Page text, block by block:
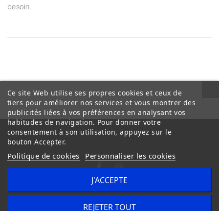
besoin.
Conditions Générales de Vente
Ce site Web utilise ses propres cookies et ceux de
tiers pour améliorer nos services et vous montrer des
publicités liées à vos préférences en analysant vos
habitudes de navigation. Pour donner votre
consentement à son utilisation, appuyez sur le
bouton Accepter.
Politique de cookies Personnaliser les cookies
REJETER TOUT
J'ACCEPTE